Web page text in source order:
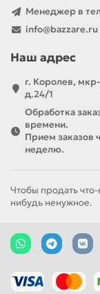
Менеджер в
info@bazzare.ru
Наш адрес
г. Королев,
д.24/1
Обработка
времени.
Прием заказов
неделю.
Чтобы продать
нибудь ненужное.